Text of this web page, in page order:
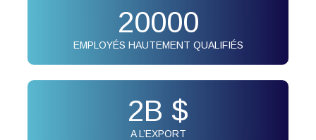
20000
EMPLOYÉS HAUTEMENT QUALIFIÉS
2B $
A L’EXPORT